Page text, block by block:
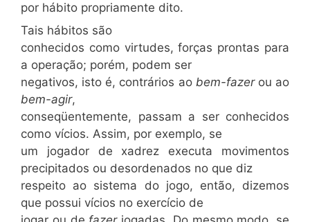
por hábito propriamente dito.
Tais hábitos são
conhecidos como virtudes, forças prontas para
a operação; porém, podem ser
negativos, isto é, contrários ao bem-fazerou ao
bem-agir,
conseqüentemente, passam a ser conhecidos
como vícios. Assim, por exemplo, se
um jogador de xadrez executa movimentos
precipitados ou desordenados no que diz
respeito ao sistema do jogo, então, dizemos
que possui vícios no exercício de